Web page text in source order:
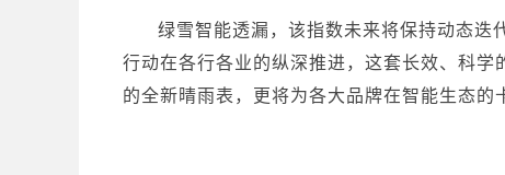
绿雪智能透漏，该指数未来将保持动态迭
行动在各行各业的纵深推进，这套长效、科
的全新晴雨表，更将为各大品牌在智能生态的